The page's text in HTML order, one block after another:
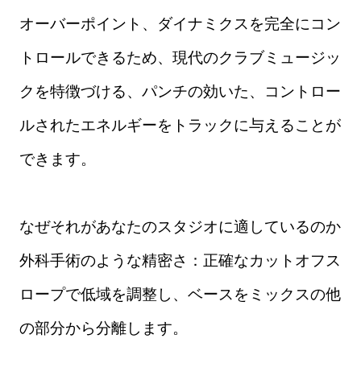
オーバーポイント、ダイナミクスを完全にコン
トロールできるため、現代のクラブミュージッ
クを特徴づける、パンチの効いた、コントロー
ルされたエネルギーをトラックに与えることが
できます。
なぜそれがあなたのスタジオに適しているのか
外科手術のような精密さ：正確なカットオフス
ロープで低域を調整し、ベースをミックスの他
の部分から分離します。